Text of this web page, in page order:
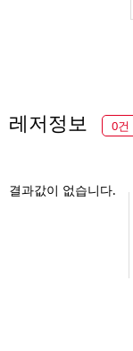
레저정보 0건
결과값이 없습니다.